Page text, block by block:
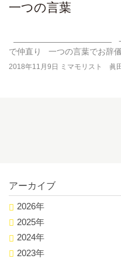
一つの言葉
———————————— 一つ
で仲直り 一つの言葉でお辞
2018年11月9日 ミマモリスト 眞
アーカイブ
2026年
2025年
2024年
2023年